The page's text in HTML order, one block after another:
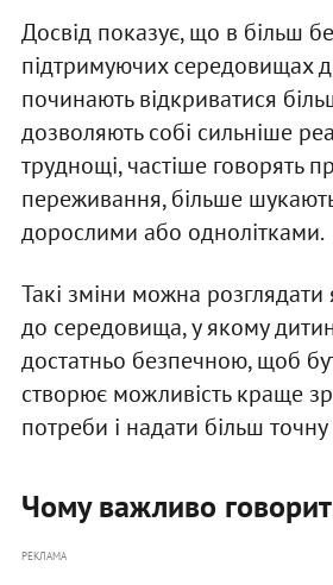
Досвід показує, що в більш
підтримуючих середовищах
починають відкриватися
дозволяють собі сильніше
труднощі, частіше говорять
переживання, більше
дорослими або однолітками.
Такі зміни можна
до середовища, у якому
достатньо безпечною, щоб
створює можливість краще
потреби і надати більш
Чому важливо
РЕКЛАМА